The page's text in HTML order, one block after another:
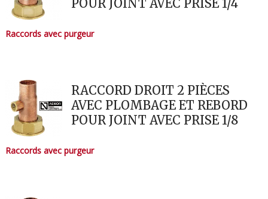
POUR JOINT AVEC PRISE 1/4
Raccords avec purgeur
RACCORD DROIT 2 PIÈCES
AVEC PLOMBAGE ET REBORD
POUR JOINT AVEC PRISE 1/8
Raccords avec purgeur